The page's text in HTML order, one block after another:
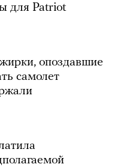
для Patriot
опоздавшие
самолет